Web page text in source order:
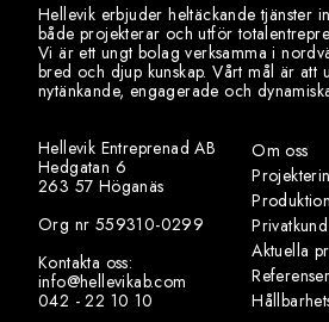
Hellevik erbjuder heltäckande tjänster
både projekterar och utför
Vi är ett ungt bolag verksamma i
bred och djup kunskap. Vårt mål är att
nytänkande, engagerade och
Hellevik Entreprenad AB
Hedgatan 6
263 57 Höganäs
Org nr 559310-0299
Kontakta oss:
info@hellevikab.com
042 - 22 10 10
Om oss
Produktion
Privatkund
Aktuella
Referenser